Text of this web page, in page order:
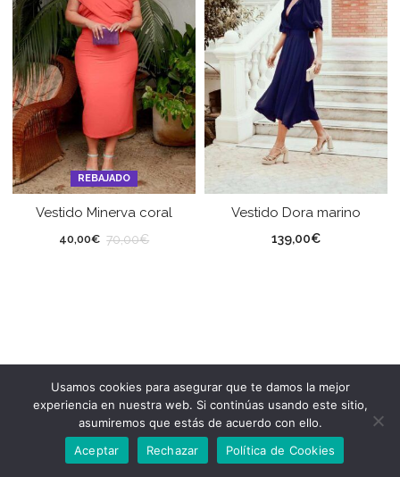
REBAJADO
Vestido Minerva coral
40,00€ 70,00€
Vestido Dora marino
139,00€
Usamos cookies para asegurar que te damos la mejor
experiencia en nuestra web. Si continúas usando este sitio,
asumiremos que estás de acuerdo con ello.
Aceptar
Rechazar Política de Cookies